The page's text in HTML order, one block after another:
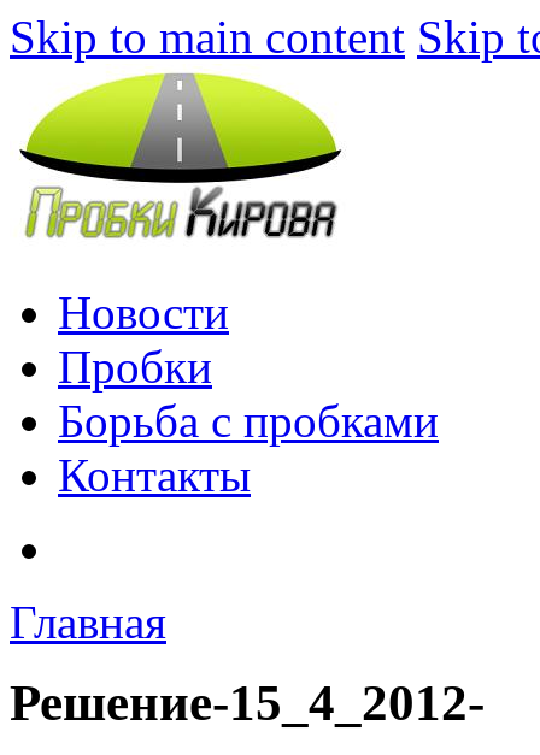
Skip to main content Skip
Новости
Пробки
Борьба с пробками
Контакты
Главная
Решение-15_4_2012-